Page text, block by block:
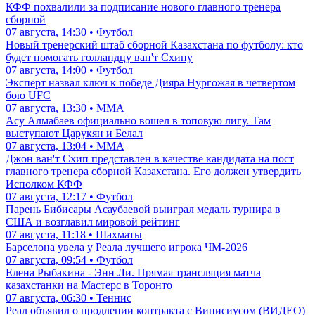
КФФ похвалили за подписание нового главного тренера
сборной
07 августа, 14:30 • Футбол
Новый тренерский штаб сборной Казахстана по футболу: кто
будет помогать голландцу ван'т Схипу
07 августа, 14:00 • Футбол
Эксперт назвал ключ к победе Дияра Нургожая в четвертом
бою UFC
07 августа, 13:30 • ММА
Асу Алмабаев официально вошел в топовую лигу. Там
выступают Царукян и Белал
07 августа, 13:04 • ММА
Джон ван'т Схип представлен в качестве кандидата на пост
главного тренера сборной Казахстана. Его должен утвердить
Исполком КФФ
07 августа, 12:17 • Футбол
Парень Бибисары Асаубаевой выиграл медаль турнира в
США и возглавил мировой рейтинг
07 августа, 11:18 • Шахматы
Барселона увела у Реала лучшего игрока ЧМ-2026
07 августа, 09:54 • Футбол
Елена Рыбакина - Энн Ли. Прямая трансляция матча
казахстанки на Мастерс в Торонто
07 августа, 06:30 • Теннис
Реал объявил о продлении контракта с Винисиусом (ВИДЕО)